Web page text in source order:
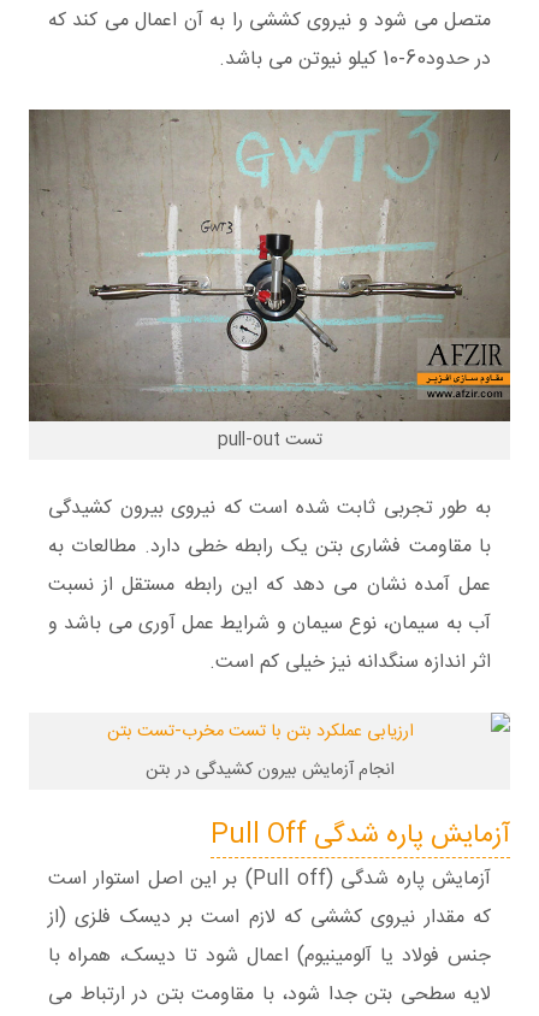
متصل می شود و نیروی کششی را به آن اعمال می کند که
در حدود60-10 کیلو نیوتن می باشد.
تست pull-out
به طور تجربی ثابت شده است که نیروی بیرون کشیدگی
با مقاومت فشاری بتن یک رابطه خطی دارد. مطالعات به
عمل آمده نشان می دهد که این رابطه مستقل از نسبت
آب به سیمان، نوع سیمان و شرایط عمل آوری می باشد و
اثر اندازه سنگدانه نیز خیلی کم است.
انجام آزمایش بیرون کشیدگی در بتن
آزمایش پاره شدگیPull Off
آزمایش پاره شدگی (Pull off) بر این اصل استوار است
که مقدار نیروی کششی که لازم است بر دیسک فلزی (از
جنس فولاد یا آلومینیوم) اعمال شود تا دیسک، همراه با
لایه سطحی بتن جدا شود، با مقاومت بتن در ارتباط می